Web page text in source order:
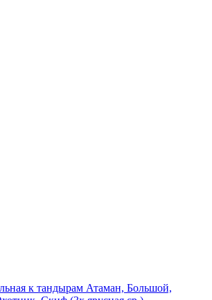
к тандырам Атаман, Большой,